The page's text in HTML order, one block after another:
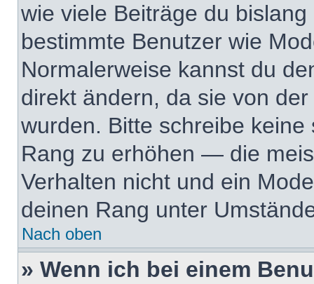
wie viele Beiträge du
bestimmte Benutzer wie
Normalerweise kannst du
direkt ändern, da sie von
wurden. Bitte schreibe
Rang zu erhöhen — die
Verhalten nicht und ein
deinen Rang unter
Nach oben
» Wenn ich bei einem